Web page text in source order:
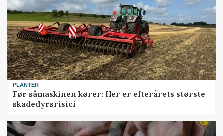
PLANTER
Før såmaskinen kører: Her er efterårets største
skadedyrsrisici